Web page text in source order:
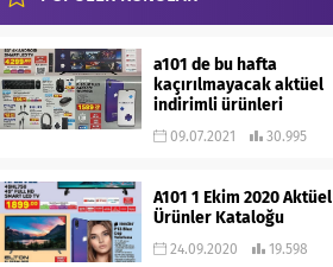
a101 de bu hafta
kaçırılmayacak aktüel
indirimli ürünleri
09.07.2021 30.995
A101 1 Ekim 2020 Aktüel
Ürünler Kataloğu
24.09.2020 19.598